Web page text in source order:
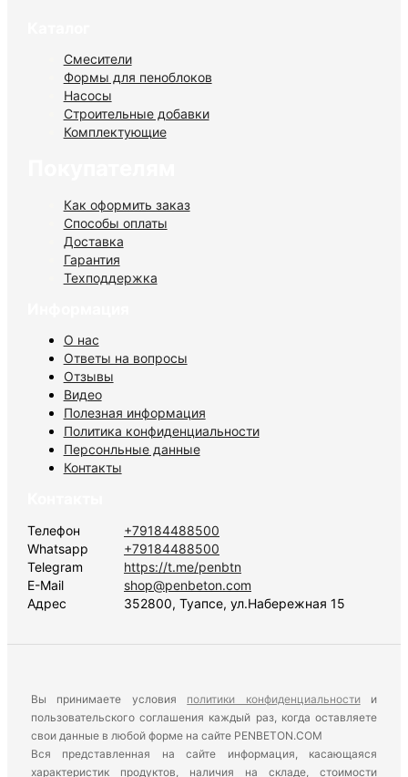
Смесители
Формы для пеноблоков
Насосы
Строительные добавки
Комплектующие
Как оформить заказ
Способы оплаты
Доставка
Гарантия
Техподдержка
О нас
Ответы на вопросы
Отзывы
Видео
Полезная информация
Политика конфиденциальности
Персонльные данные
Контакты
Телефон
+79184488500
Whatsapp
+79184488500
Telegram
https://t.me/penbtn
E-Mail
shop@penbeton.com
Адрес
352800, Туапсе, ул.Набережная 15
Вы принимаете условия политики конфиденциальностии
пользовательского соглашения каждый раз, когда оставляете
свои данные в любой форме на сайте PENBETON.COM
Вся представленная на сайте информация, касающаяся
характеристик продуктов, наличия на складе, стоимости